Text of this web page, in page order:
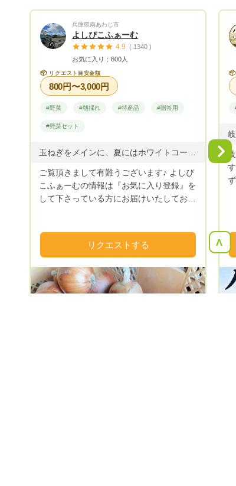
兵庫県南あわじ市
よしぴこふぁーむ
4.9 ( 1340 )
お気に入り：600人
📦 リクエスト目安金額
800円〜3,000円
#野菜 #朝採れ #特産品 #贈答用
#野菜セット
玉ねぎをメインに、夏にはホワイトコーン・秋冬野菜(カリフラワー・白菜・ミニ白菜・レタス・キャベツ・紫キャベツ・ブロッコリー)を多く育てています。 そして、上記以外の季節のお野菜を少量育てています。 リクエストの際に、どうぞお気軽にお問合せ下さいませ♪
ご覧頂きまして有難うございます♪ よしぴ
こふぁーむの情報は『お気に入り登録』を
して下さっている方にお届けいたしており
り登録』をして情報をゲット！して下さい
おります。 小さな種からどんどん大きく
育っていく野菜の生命力の素晴らしさ！
リクエストする
📦
ず
Next
<